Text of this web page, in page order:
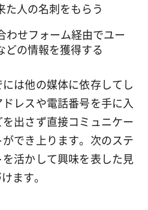
た人の名刺をもらう
わせフォーム経由でユー
どの情報を獲得する
は他の媒体に依存してし
レスや電話番号を手に入
出さず直接コミュニケー
でき上ります。次のステ
活かして興味を表した見
ます。